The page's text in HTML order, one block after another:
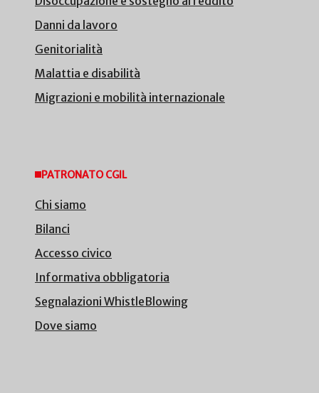
Danni da lavoro
Genitorialità
Malattia e disabilità
Migrazioni e mobilità internazionale
PATRONATO CGIL
Chi siamo
Bilanci
Accesso civico
Informativa obbligatoria
Segnalazioni WhistleBlowing
Dove siamo